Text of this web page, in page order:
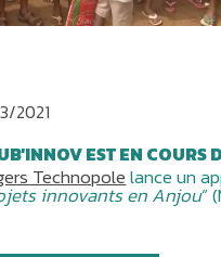
2021
EST EN COURS
Technopolelance un
innovants en Anjou”